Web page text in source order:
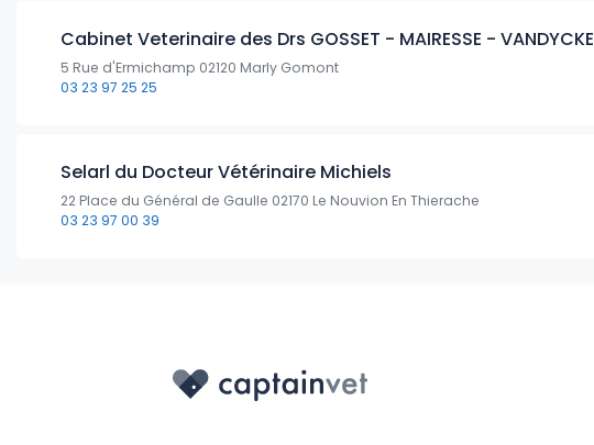
Cabinet Veterinaire des Drs GOSSET - MAIRESSE - VANDYCKE
5 Rue d'Ermichamp 02120 Marly Gomont
03 23 97 25 25
Selarl du Docteur Vétérinaire Michiels
22 Place du Général de Gaulle 02170 Le Nouvion En Thierache
03 23 97 00 39